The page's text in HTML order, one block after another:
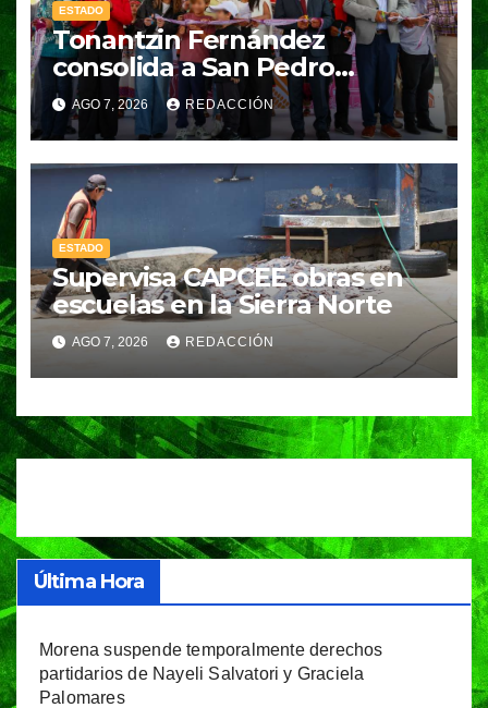
ESTADO
Tonantzin Fernández
consolida a San Pedro
Cholula como referente en
turismo inteligente
AGO 7, 2026 REDACCIÓN
ESTADO
Supervisa CAPCEE obras en
escuelas en la Sierra Norte
AGO 7, 2026 REDACCIÓN
Última Hora
Morena suspende temporalmente derechos
partidarios de Nayeli Salvatori y Graciela
Palomares